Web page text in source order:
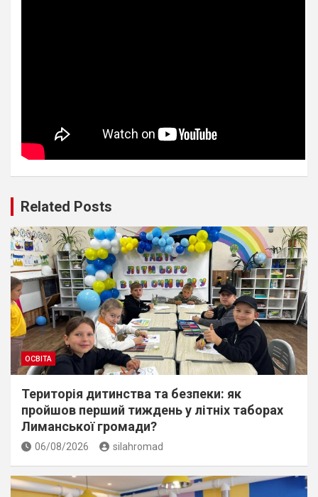
Related Posts
ОСВІТА
Територія дитинства та безпеки: як
пройшов перший тиждень у літніх таборах
Лиманської громади?
06/08/2026 silahromad